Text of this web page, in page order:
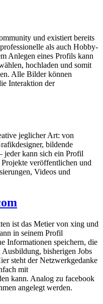
und existiert bereits
als auch Hobby-
Anlegen eines Profils kann
hochladen und somit
Alle Bilder können
Interaktion der
jeglicher Art: von
bildende
jeder kann sich ein Profil
veröffentlichen und
Videos und
ist das Metier von xing und
in seinem Profil
Informationen speichern, die
bisherigen Jobs
steht der Netzwerkgedanke
mit
kann. Analog zu facebook
angelegt werden.